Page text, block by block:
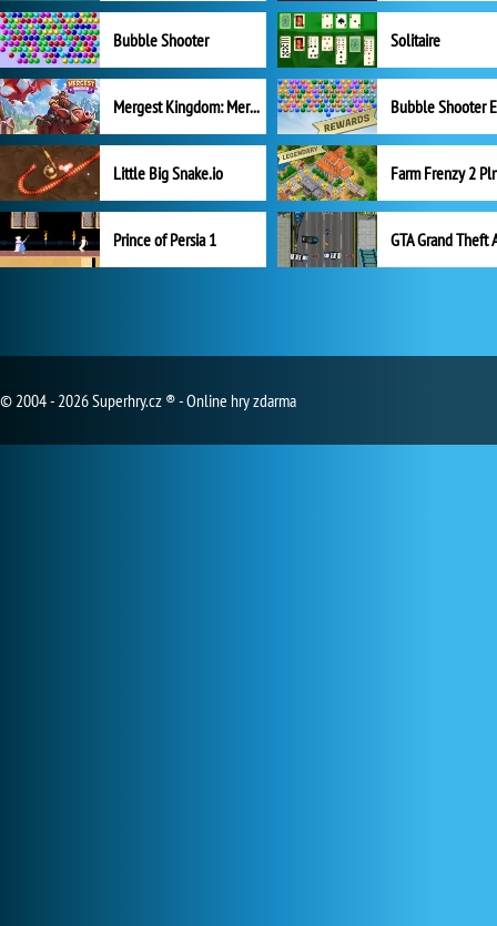
Bubble Shooter Solitaire
Mergest Kingdom: Merge Puzzle
Little Big Snake.io
Prince of Persia 1 GTA Grand Theft
© 2004 - 2026 Superhry.cz ® - Online hry zdarma